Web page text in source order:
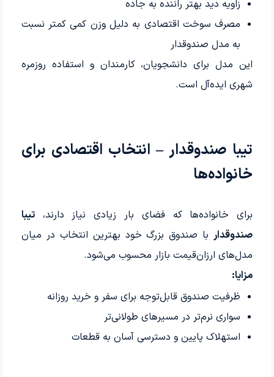
زاویه دید بهتر راننده به جاده
مصرف سوخت اقتصادی به دلیل وزن کمی کمتر نسبت
به مدل صندوقدار
این مدل برای دانشجویان، کارمندان و استفاده روزمره
شهری ایده‌آل است.
تیبا صندوقدار – انتخاب اقتصادی برای
خانواده‌ها
برای خانواده‌ها که فضای بار زیادی نیاز دارند،تیبا
صندوقداربا صندوق بزرگ خود بهترین انتخاب در میان
مدل‌های ارزان‌قیمت بازار محسوب می‌شود.
مزایا:
ظرفیت صندوق قابل‌توجه برای سفر و خرید روزانه
سواری نرم‌تر در مسیرهای طولانی‌تر
استهلاک پایین و دسترسی آسان به قطعات